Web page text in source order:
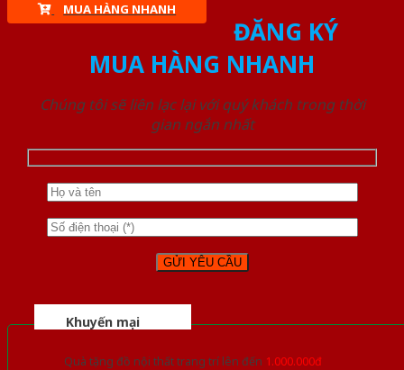
MUA HÀNG NHANH
ĐĂNG KÝ
MUA HÀNG NHANH
Chúng tôi sẽ liên lạc lại với quý khách trong thời
gian ngắn nhất
Khuyến mại
Quà tặng đồ nội thất trang trí lên đến 1.000.000đ